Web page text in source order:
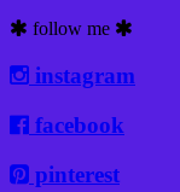
follow me
instagram
facebook
pinterest